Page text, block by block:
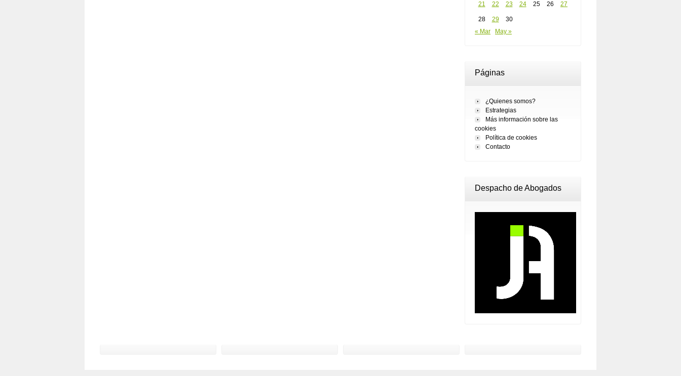
21 22 23 24 25 26 27
28 29
30
« Mar
May »
Páginas
¿Quienes somos?
Estrategias
Más información sobre las
cookies
Política de cookies
Contacto
Despacho de Abogados